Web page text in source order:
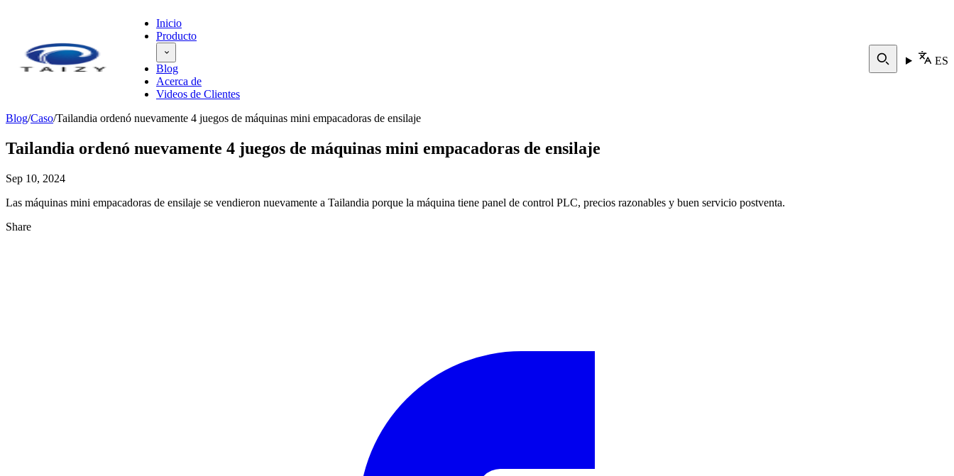
Inicio
Producto
Blog
Acerca de
Videos de Clientes
ES
Blog/Caso/Tailandia ordenó nuevamente 4 juegos de máquinas mini empacadoras de ensilaje
Tailandia ordenó nuevamente 4 juegos de máquinas mini empacadoras de ensilaje
Sep 10, 2024
Las máquinas mini empacadoras de ensilaje se vendieron nuevamente a Tailandia porque la máquina tiene panel de control PLC, precios razonables y buen servicio postventa.
Share